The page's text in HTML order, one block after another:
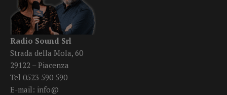
Radio Sound Srl
Strada della Mola, 60
29122 – Piacenza
Tel 0523 590 590
E-mail: info@